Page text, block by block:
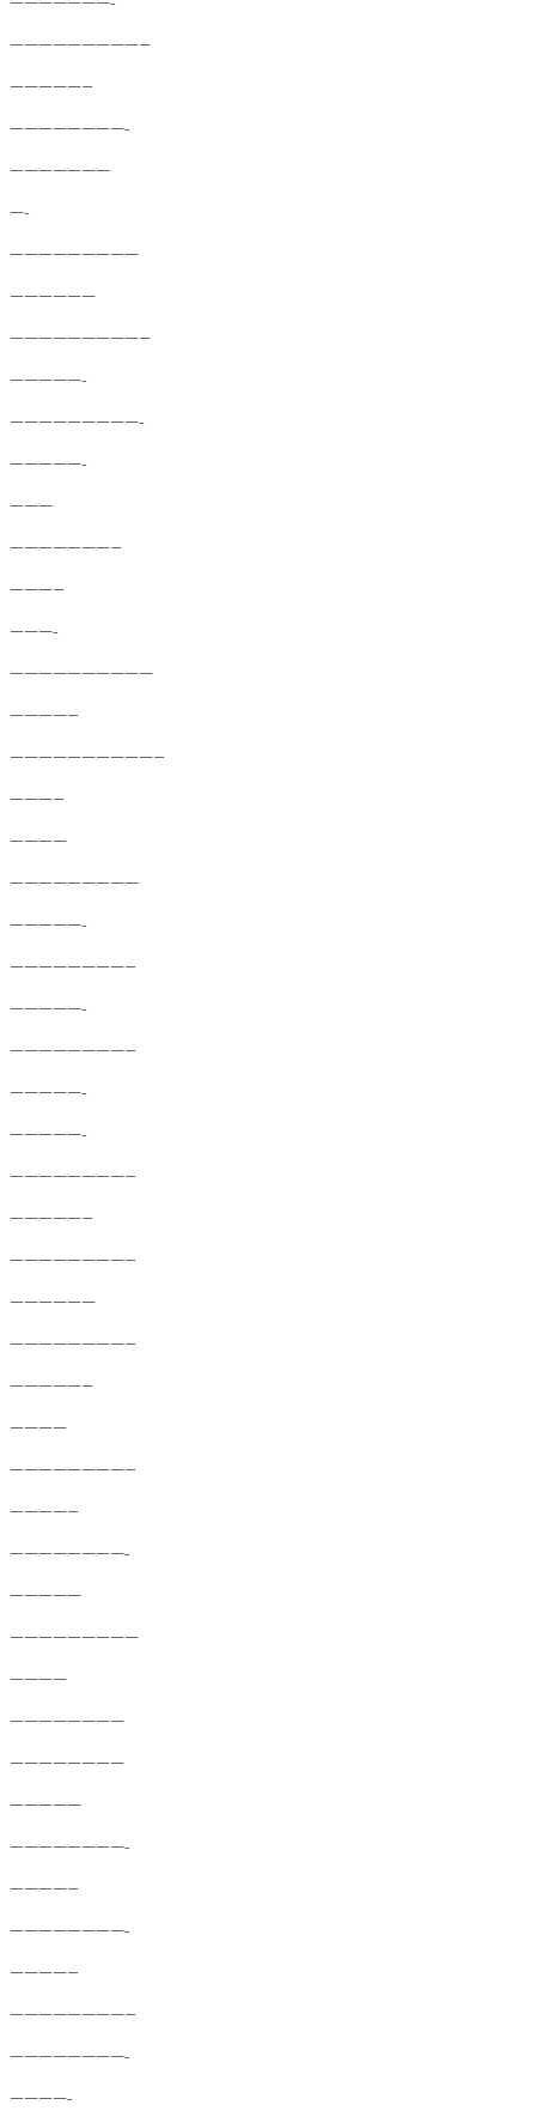
—————————–
—————–
————————-
———————
—-
—————————
——————
—————————–
—————-
—————————-
—————-
———
———————–
———–
———-
——————————
————–
——————————–
———–
————
—————————
—————-
————————–
—————-
————————–
—————-
—————-
————————–
—————–
————————–
——————
————————–
—————–
————
————————–
————–
————————-
—————
—————————
————
————————
————————
—————
————————-
————–
————————-
————–
————————–
————————-
————-